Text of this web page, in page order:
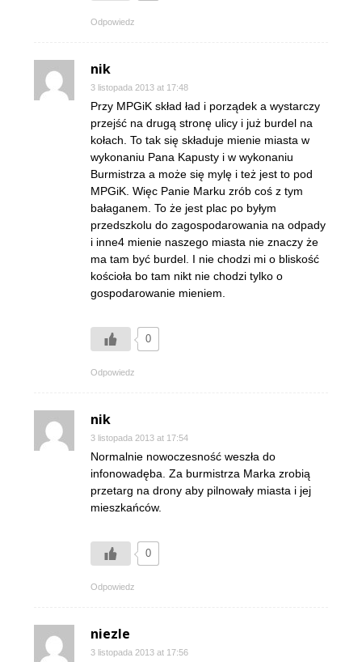
Odpowiedz
nik
3 listopada 2013 at 17:48
Przy MPGiK skład ład i porządek a wystarczy
przejść na drugą stronę ulicy i już burdel na
kołach. To tak się składuje mienie miasta w
wykonaniu Pana Kapusty i w wykonaniu
Burmistrza a może się mylę i też jest to pod
MPGiK. Więc Panie Marku zrób coś z tym
bałaganem. To że jest plac po byłym
przedszkolu do zagospodarowania na odpady
i inne4 mienie naszego miasta nie znaczy że
ma tam być burdel. I nie chodzi mi o bliskość
kościoła bo tam nikt nie chodzi tylko o
gospodarowanie mieniem.
0
Odpowiedz
nik
3 listopada 2013 at 17:54
Normalnie nowoczesność weszła do
infonowadęba. Za burmistrza Marka zrobią
przetarg na drony aby pilnowały miasta i jej
mieszkańców.
0
Odpowiedz
niezle
3 listopada 2013 at 17:56